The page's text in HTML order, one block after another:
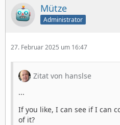
Mütze
Administrator
27. Februar 2025 um 16:47
Zitat von hanslse
...
If you like, I can see if I can
of it?